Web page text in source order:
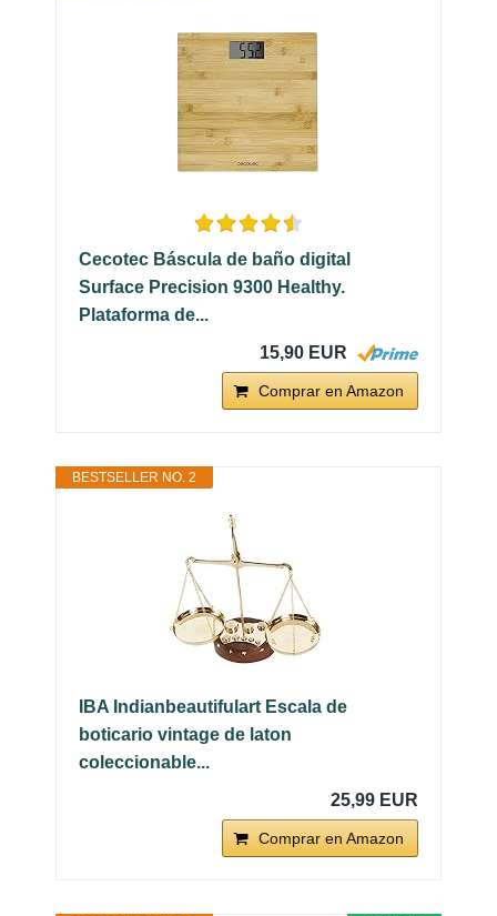
Cecotec Báscula de baño digital
Surface Precision 9300 Healthy.
Plataforma de...
15,90 EUR
Comprar en Amazon
BESTSELLER NO. 2
IBA Indianbeautifulart Escala de
boticario vintage de laton
coleccionable...
25,99 EUR
Comprar en Amazon